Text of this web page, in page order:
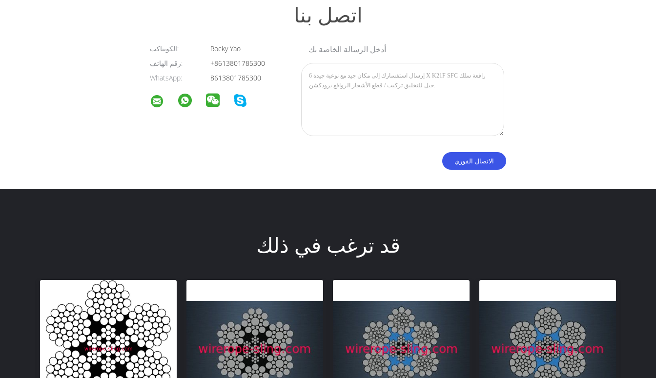
اتصل بنا
الكونتاكت:
Rocky Yao
رقم الهاتف:
+8613801785300
WhatsApp:
8613801785300
أدخل الرسالة الخاصة بك
قد ترغب في ذلك